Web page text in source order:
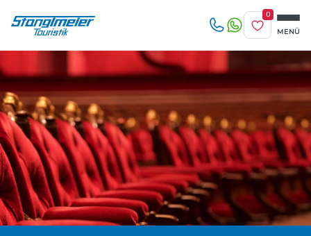
0
MENÜ
Merkliste
Reise/n auf deiner Merkliste
Keine Reisen auf der Merkliste
Zuletzt angesehen
Keine Reisen bislang angesehen
beliebig 1-3 Tage 4-7 Tage
8 Tage und mehr
Erwachsene
Kinder